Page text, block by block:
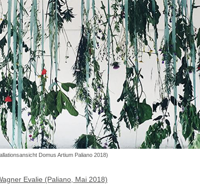
Domus Artium Paliano 2018)
Evalie (Paliano, Mai 2018)